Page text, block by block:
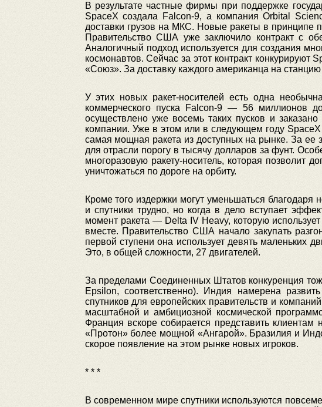
В результате частные фирмы при поддержке
SpaceX создала Falcon-9, а компания Orbital
доставки грузов на МКС. Новые ракеты в принципе
Правительство США уже заключило контракт с
Аналогичный подход используется для создания
космонавтов. Сейчас за этот контракт
«Союз». За доставку каждого американца на
У этих новых ракет-носителей есть одна
коммерческого пуска Falcon-9 — 56 миллионов
осуществлено уже восемь таких пусков и
компании. Уже в этом или в следующем году SpaceX
самая мощная ракета из доступных на рынке. За ее
для отрасли порогу в тысячу долларов за фунт.
многоразовую ракету-носитель, которая позволит
уничтожаться по дороге на орбиту.
Кроме того издержки могут уменьшаться
и спутники трудно, но когда в дело вступает
момент ракета — Delta IV Heavy, которую
вместе. Правительство США начало закупать
первой ступени она использует девять маленьких
Это, в общей сложности, 27 двигателей.
За пределами Соединенных Штатов конкуренция
Epsilon, соответственно). Индия намерена
спутников для европейских правительств и
масштабной и амбициозной космической
Франция вскоре собирается представить
«Протон» более мощной «Ангарой». Бразилия и
скорое появление на этом рынке новых игроков.
* * *
В современном мире спутники используются